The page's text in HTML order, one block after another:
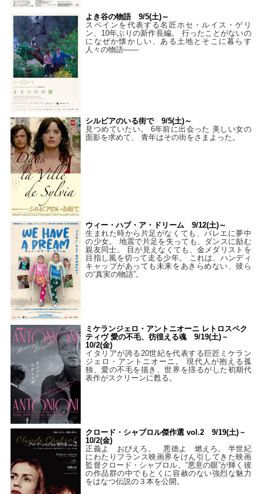
よき谷の物語 9/5(土)～
スペインを代表する名匠ホセ・ルイス・ゲリ
ン、10年ぶりの新作長編。 行ったことがないの
になぜか懐かしい、ある土地とそこに暮らす
人々の物語――
シルビアのいる街で 9/5(土)～
見つめていたい。 6年前に出会った 美しい女の
面影を求めて、 青年はその街をさまよった。
ウィー・ハブ・ア・ドリーム 9/12(土)～
生まれた時から片足がなくても、バレエに夢中
の少女。 地震で片足を失っても、ダンスに励む
親友同士。 目が見えなくても、金メダリストを
目指し風を切って走る少年。 これは、ハンディ
キャップがあっても未来をあきらめない、彼ら
の“真実の物語”。
ミケランジェロ・アントニオーニ レトロスペク
ティヴ 愛の不毛、彷徨える魂 9/19(土)－
10/2(金)
イタリアが誇る20世紀を代表する巨匠ミケラン
ジェロ・アントニオーニ。 現代人が抱える孤
独、愛の不毛を描き、世界を揺るがした初期代
表作がスクリーンに甦る。
クロード・シャブロル傑作選 vol.2 9/19(土)－
10/2(金)
正義よ おびえろ。 悪徳よ 燃えろ。 半世紀
にわたりフランス映画界をけん引してきた映画
監督クロード・シャブロル。“悪意の眼”が輝く彼
の作品群の中でもとくに容赦のない強烈な魅力
をはなつ伝説の３本を公開。